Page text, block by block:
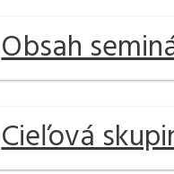
Obsah
Cieľová